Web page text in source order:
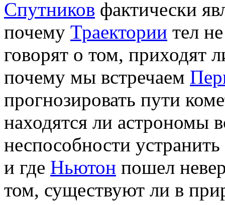
Спутников фактически
почему Траектории тел
говорят о том, приходят
почему мы встречаем
прогнозировать пути
находятся ли астрономы
неспособности
и где Ньютон пошел
том, существуют ли в